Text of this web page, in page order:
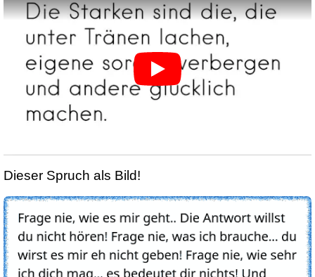
Dieser Spruch als Bild!